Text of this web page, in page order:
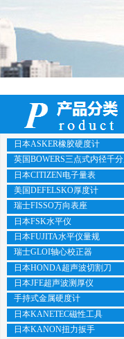
日本ASKER橡胶硬度计
英国BOWERS三点式内径千分
日本CITIZEN电子量表
美国DEFELSKO厚度计
瑞士FISSO万向表座
日本FSK水平仪
日本FUJITA水平仪量规
瑞士GLOI轴心校正器
日本HONDA超声波切割刀
日本JFE超声波测厚仪
手持式金属硬度计
日本KANETEC磁性工具
日本KANON扭力扳手